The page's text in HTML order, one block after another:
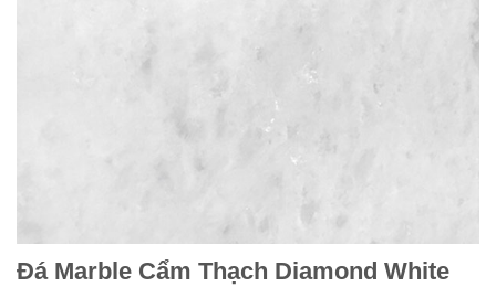
Đá Marble Cẩm Thạch Diamond White